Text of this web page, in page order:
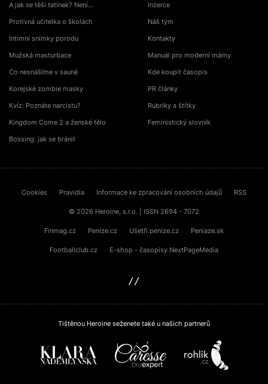
A jak se těší tatínek? Není…
Protivná učitelka o školách
Intimní snímky porodu
Mužská masturbace
Co nesnášíme v sauně
Korejské zombie masky
Kvíz: Poznáte narcistu?
Kingdom Come 2 a ženské tělo
Bossing: jak se bránit
Inzerce
Náš tým
Kontakty
Manuál pro moderní mámy
Kde koupit časopis
PR články
Rubriky a štítky
Feministický slovník
Cookies Pravidla Informace ke zpracování osobních údajů RSS
© 2026 Heroine, s.r.o. | ISSN 2694 - 7072
Finmag.cz Peníze.cz Ušetři.peníze.cz Peniaze.sk
Footballclub.cz E-shop - časopisy NextPageMedia
Tištěnou Heroine seženete také u našich partnerů